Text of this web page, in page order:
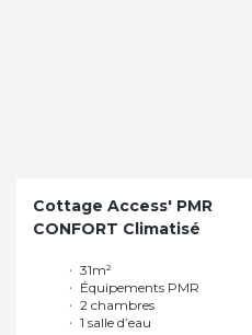
Cottage Access' PMR
CONFORT Climatisé
31m²
Équipements PMR
2 chambres
1 salle d’eau